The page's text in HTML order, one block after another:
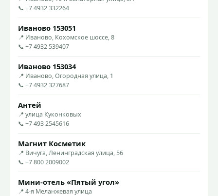
📞 +7 4932 332264
Иваново 153051
📍 Иваново, Кохомское шоссе, 8
📞 +7 4932 539407
Иваново 153034
📍 Иваново, Огородная улица, 1
📞 +7 4932 327687
Антей
📍 улица Куконковых
📞 +7 493 2545616
Магнит Косметик
📍 Вичуга, Ленинградская улица, 56
📞 +7 800 2009002
Мини-отель «Пятый угол»
📍 4-я Меланжевая улица